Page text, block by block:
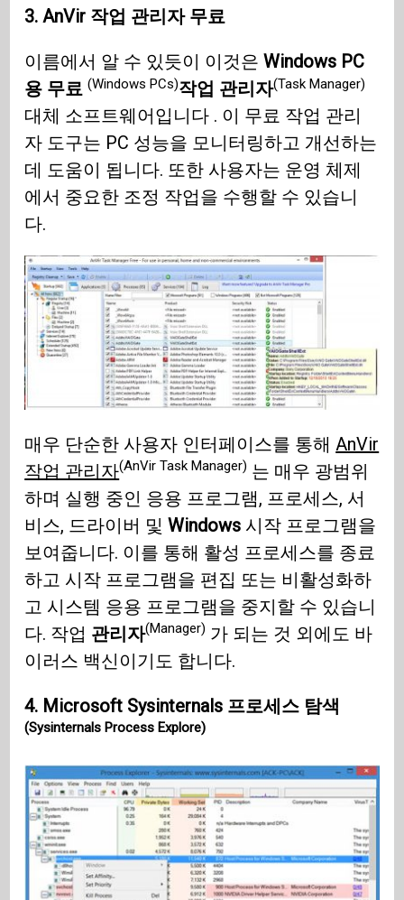
3. AnVir 작업 관리자 무료
이름에서 알 수 있듯이 이것은Windows PC
용 무료(Windows PCs)작업 관리자(Task Manager)
대체 소프트웨어입니다 . 이 무료 작업 관리
자 도구는 PC 성능을 모니터링하고 개선하는
데 도움이 됩니다. 또한 사용자는 운영 체제
에서 중요한 조정 작업을 수행할 수 있습니
다.
매우 단순한 사용자 인터페이스를 통해 AnVir
작업 관리자(AnVir Task Manager) 는 매우 광범위
하며 실행 중인 응용 프로그램, 프로세스, 서
비스, 드라이버 및Windows 시작 프로그램을
보여줍니다. 이를 통해 활성 프로세스를 종료
하고 시작 프로그램을 편집 또는 비활성화하
고 시스템 응용 프로그램을 중지할 수 있습니
다. 작업 관리자(Manager) 가 되는 것 외에도 바
이러스 백신이기도 합니다.
4. Microsoft Sysinternals 프로세스 탐색
(Sysinternals Process Explore)